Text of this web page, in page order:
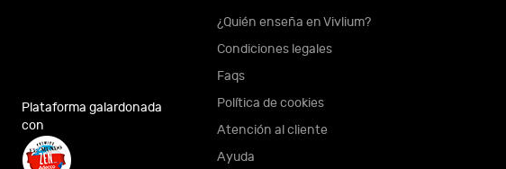
Plataforma galardonada
con
¿Quién enseña en Vivlium?
Condiciones legales
Faqs
Política de cookies
Atención al cliente
Ayuda